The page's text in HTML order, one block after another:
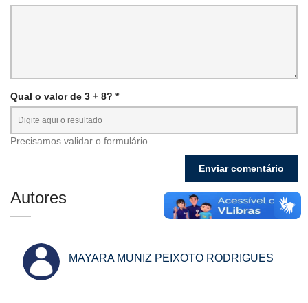
Qual o valor de 3 + 8? *
Precisamos validar o formulário.
Autores
MAYARA MUNIZ PEIXOTO RODRIGUES